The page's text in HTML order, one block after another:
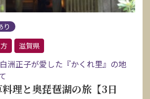
り
滋賀県
洲正子が愛した『かくれ里』の地
理と奥琵琶湖の旅【3日